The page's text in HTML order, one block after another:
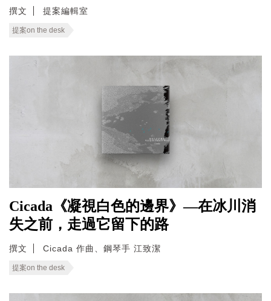
撰文 提案編輯室
提案on the desk
Cicada《凝視白色的邊界》—在冰川消
失之前，走過它留下的路
撰文 Cicada 作曲、鋼琴手 江致潔
提案on the desk